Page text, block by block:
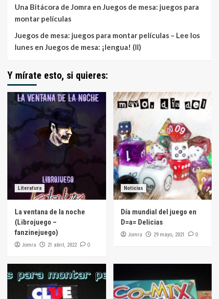
Una Bitácora de Jomra en Juegos de mesa: juegos para
montar películas
Juegos de mesa: juegos para montar películas – Lee los
lunes en Juegos de mesa: ¡lengua! (II)
Y mírate esto, si quieres:
Literatura
La ventana de la noche
(Librojuego –
fanzinejuego)
Jomra 21 abril, 2022 0
Noticias
Día mundial del juego en
D=a= Delicias
Jomra 29 mayo, 2021 0